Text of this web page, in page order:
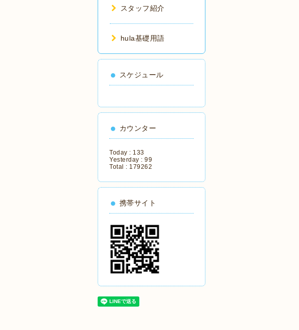
スタッフ紹介
hula基礎用語
スケジュール
カウンター
Today : 133
Yesterday : 99
Total : 179262
携帯サイト